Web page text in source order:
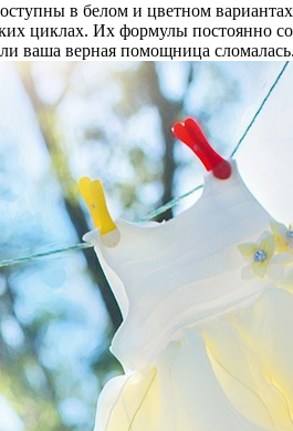
в белом и цветном
циклах. Их формулы постоянно
ваша верная помощница сломалась.